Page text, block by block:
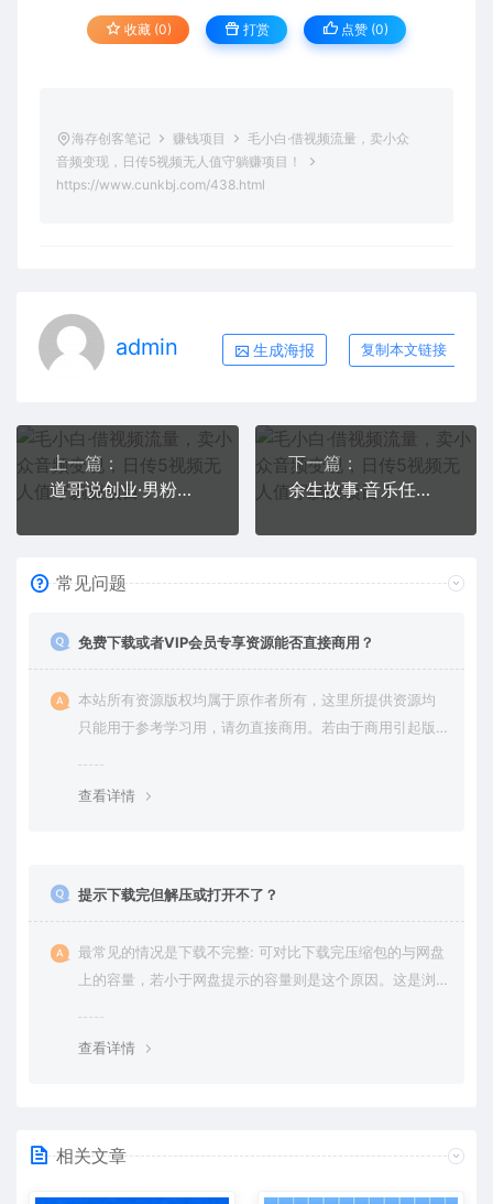
收藏 (0) 打赏 点赞 (0)
海存创客笔记 赚钱项目
毛小白·借视频流量，卖小众
音频变现，日传5视频无人值守躺赚项目！
https://www.cunkbj.com/438.html
admin 生成海报 复制本文链接
上一篇：
道哥说创业·男粉项目第一期，规合法合规，非常高利润的项目
下一篇：
余生故事·音乐任务系统课，轻松玩转变现模式
常见问题
免费下载或者VIP会员专享资源能否直接商用？
本站所有资源版权均属于原作者所有，这里所提供资源均
只能用于参考学习用，请勿直接商用。若由于商用引起版
查看详情
提示下载完但解压或打开不了？
最常见的情况是下载不完整: 可对比下载完压缩包的与网盘
上的容量，若小于网盘提示的容量则是这个原因。这是浏
查看详情
相关文章